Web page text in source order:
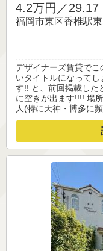
4.2万円／29.17
福岡市東区香椎駅東
デザイナーズ賃貸で
いタイトルになって
す!! と、前回掲載した
に空きが出ます!!!! 場
人(特に天神・博多に頻